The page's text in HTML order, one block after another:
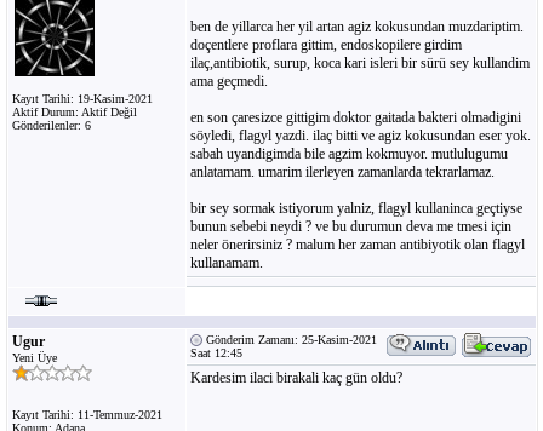
Kayıt Tarihi: 19-Kasim-2021
Aktif Durum: Aktif Değil
Gönderilenler: 6
ben de yillarca her yil artan agiz kokusundan muzdariptim.
doçentlere proflara gittim, endoskopilere girdim
ilaç,antibiotik, surup, koca kari isleri bir sürü sey kullandim
ama geçmedi.
en son çaresizce gittigim doktor gaitada bakteri olmadigini
söyledi, flagyl yazdi. ilaç bitti ve agiz kokusundan eser yok.
sabah uyandigimda bile agzim kokmuyor. mutlulugumu
anlatamam. umarim ilerleyen zamanlarda tekrarlamaz.
bir sey sormak istiyorum yalniz, flagyl kullaninca geçtiyse
bunun sebebi neydi ? ve bu durumun deva me tmesi için
neler önerirsiniz ? malum her zaman antibiyotik olan flagyl
kullanamam.
Ugur
Yeni Üye
Kayıt Tarihi: 11-Temmuz-2021
Konum: Adana
Gönderim Zamanı: 25-Kasim-2021
Saat 12:45
Kardesim ilaci birakali kaç gün oldu?